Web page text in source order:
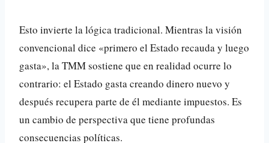
Esto invierte la lógica tradicional. Mientras la visión
convencional dice «primero el Estado recauda y luego
gasta», la TMM sostiene que en realidad ocurre lo
contrario: el Estado gasta creando dinero nuevo y
después recupera parte de él mediante impuestos. Es
un cambio de perspectiva que tiene profundas
consecuencias políticas.